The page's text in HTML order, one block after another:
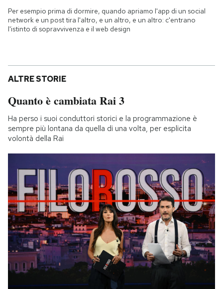
Per esempio prima di dormire, quando apriamo l'app di un social
network e un post tira l'altro, e un altro, e un altro: c'entrano
l'istinto di sopravvivenza e il web design
ALTRE STORIE
Quanto è cambiata Rai 3
Ha perso i suoi conduttori storici e la programmazione è
sempre più lontana da quella di una volta, per esplicita
volontà della Rai